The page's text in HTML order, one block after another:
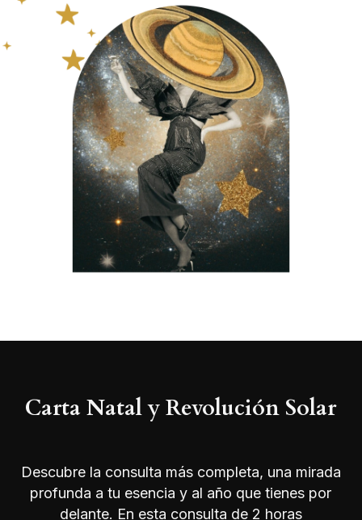
Carta Natal y Revolución Solar
Descubre la consulta más completa, una mirada
profunda a tu esencia y al año que tienes por
delante. En esta consulta de 2 horas